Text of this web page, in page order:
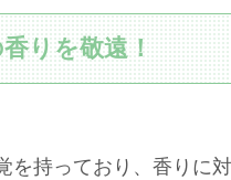
りを敬遠！
を持っており、香りに